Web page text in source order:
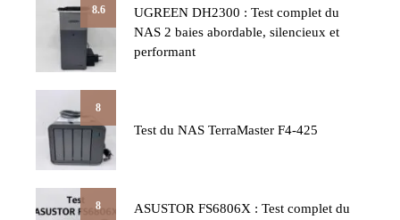
8.6
UGREEN DH2300 : Test complet du
NAS 2 baies abordable, silencieux et
performant
8
Test du NAS TerraMaster F4-425
8
ASUSTOR FS6806X : Test complet du